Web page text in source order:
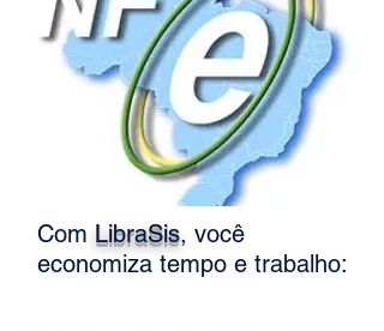
Com LibraSis, você
economiza tempo e trabalho: